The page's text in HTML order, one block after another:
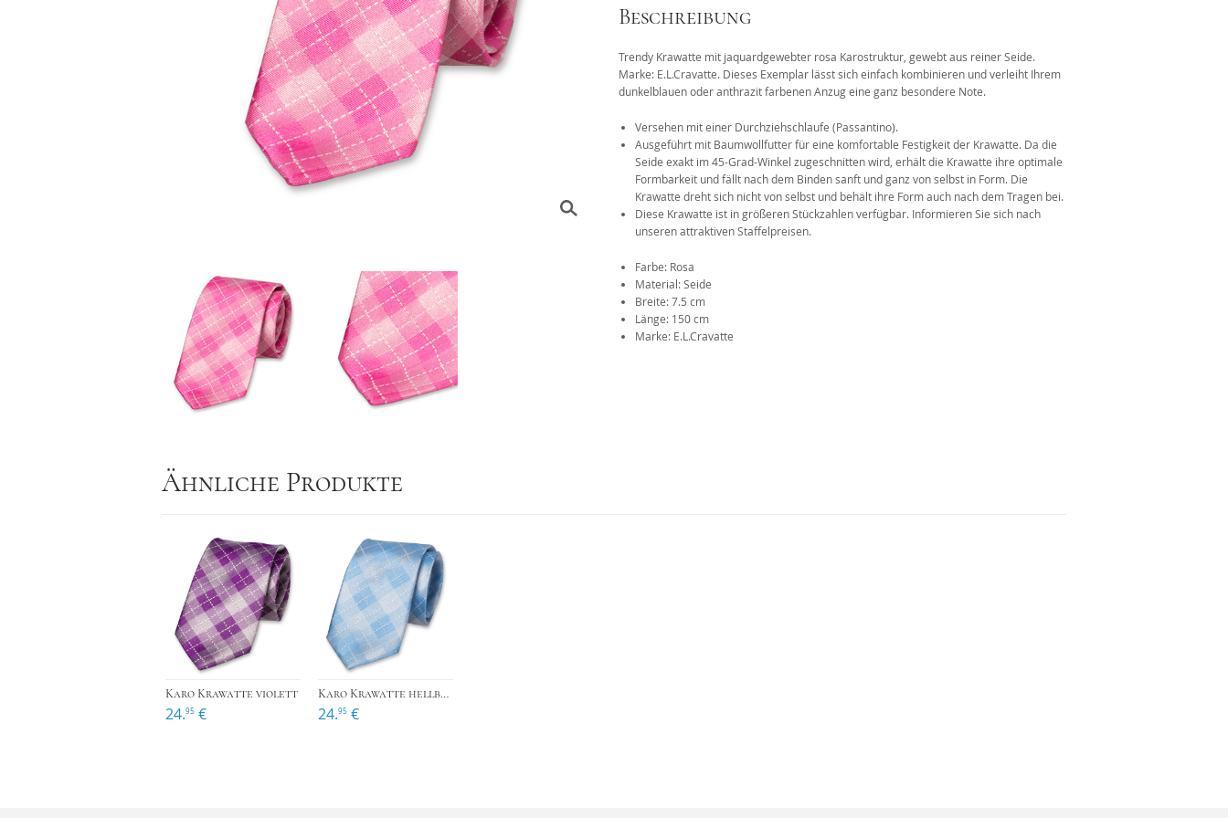
Stoffmasken
Gesichtsmasken Zubehör
Das 1x1 der Krawattenknoten
Beschreibung
Trendy Krawatte mit jaquardgewebter rosa Karostruktur, gewebt aus reiner Seide.
Marke: E.L.Cravatte. Dieses Exemplar lässt sich einfach kombinieren und verleiht Ihrem
dunkelblauen oder anthrazit farbenen Anzug eine ganz besondere Note.
Versehen mit einer Durchziehschlaufe (Passantino).
Ausgeführt mit Baumwollfutter für eine komfortable Festigkeit der Krawatte. Da die
Seide exakt im 45-Grad-Winkel zugeschnitten wird, erhält die Krawatte ihre optimale
Formbarkeit und fällt nach dem Binden sanft und ganz von selbst in Form. Die
Krawatte dreht sich nicht von selbst und behält ihre Form auch nach dem Tragen bei.
Diese Krawatte ist in größeren Stückzahlen verfügbar. Informieren Sie sich nach
unseren attraktiven Staffelpreisen.
Farbe: Rosa
Material: Seide
Breite: 7.5 cm
Länge: 150 cm
Marke: E.L.Cravatte
Ähnliche Produkte
›
Karo Krawatte violett
24.95 €
Karo Krawatte hellblau
24.95 €